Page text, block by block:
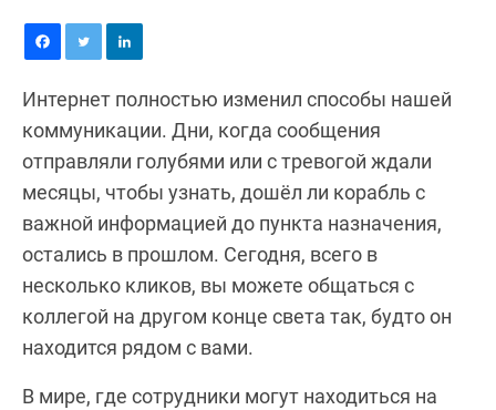
Интернет полностью изменил способы нашей
коммуникации. Дни, когда сообщения
отправляли голубями или с тревогой ждали
месяцы, чтобы узнать, дошёл ли корабль с
важной информацией до пункта назначения,
остались в прошлом. Сегодня, всего в
несколько кликов, вы можете общаться с
коллегой на другом конце света так, будто он
находится рядом с вами.
В мире, где сотрудники могут находиться на